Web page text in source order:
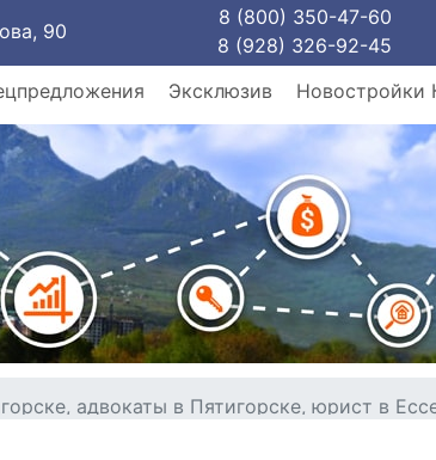
90
8 (800) 350-47-60
8 (928) 326-92-45
Эксклюзив Новостройки
адвокаты в Пятигорске, юрист в